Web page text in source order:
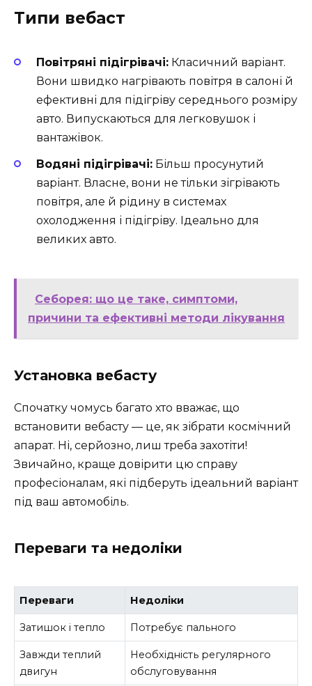
Типи вебаст
Повітряні підігрівачі: Класичний варіант.
Вони швидко нагрівають повітря в салоні й
ефективні для підігріву середнього розміру
авто. Випускаються для легковушок і
вантажівок.
Водяні підігрівачі: Більш просунутий
варіант. Власне, вони не тільки зігрівають
повітря, але й рідину в системах
охолодження і підігріву. Ідеально для
великих авто.
Себорея: що це таке, симптоми,
причини та ефективні методи лікування
Установка вебасту
Спочатку чомусь багато хто вважає, що
встановити вебасту — це, як зібрати космічний
апарат. Ні, серйозно, лиш треба захотіти!
Звичайно, краще довірити цю справу
професіоналам, які підберуть ідеальний варіант
під ваш автомобіль.
Переваги та недоліки
Переваги Недоліки
Затишок і тепло Потребує пального
Завжди теплий
двигун
Необхідність регулярного
обслуговування